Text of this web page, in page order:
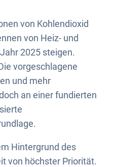
von Kohlendioxid
von Heiz- und
2025 steigen.
vorgeschlagene
und mehr
an einer fundierten
Hintergrund des
von höchster Priorität.